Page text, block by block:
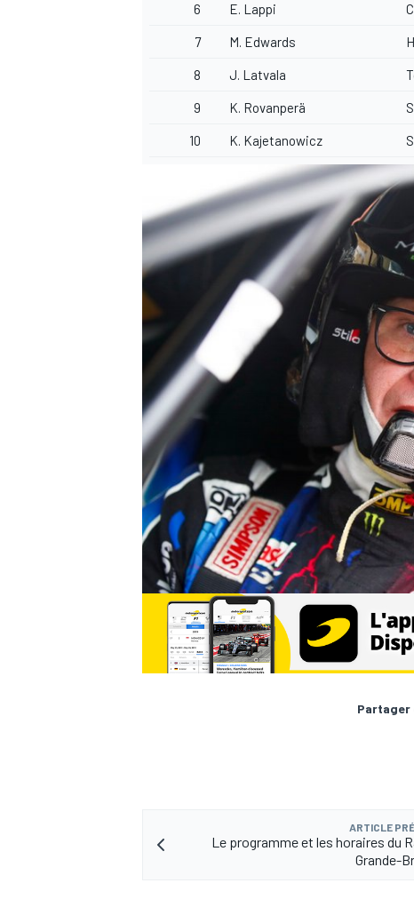
AUTRES CHAMPIONNATS
6 E. Lappi
7 M. Edwards
8 J. Latvala
9 K. Rovanperä
10 K. Kajetanowicz
Partager
ARTICLE
Le programme et les horaires du
Grande-